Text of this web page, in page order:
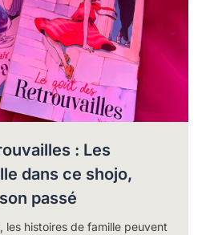
: Les
dans ce shojo,
passé
les histoires de famille peuvent